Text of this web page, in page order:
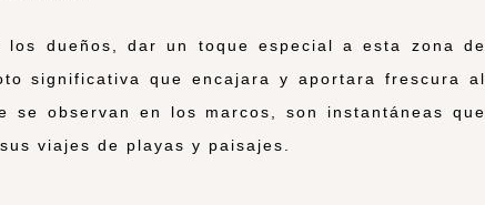
los dueños, dar un toque especial a esta zona de
significativa que encajara y aportara frescura al
se observan en los marcos, son instantáneas que
viajes de playas y paisajes.